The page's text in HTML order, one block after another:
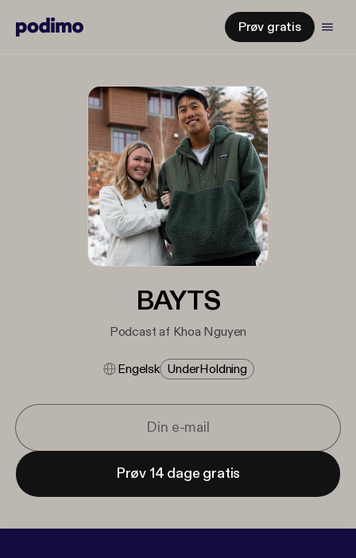
Prøv gratis
BAYTS
Podcast af Khoa Nguyen
Engelsk Under​holdning
Prøv 14 dage gratis